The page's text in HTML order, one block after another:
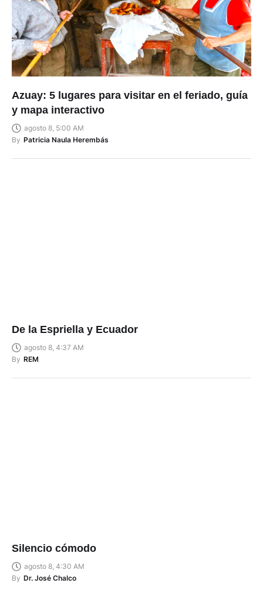
Azuay: 5 lugares para visitar en el feriado, guía
y mapa interactivo
agosto 8, 5:00 AM
By Patricia Naula Herembás
De la Espriella y Ecuador
agosto 8, 4:37 AM
By REM
Silencio cómodo
agosto 8, 4:30 AM
By Dr. José Chalco